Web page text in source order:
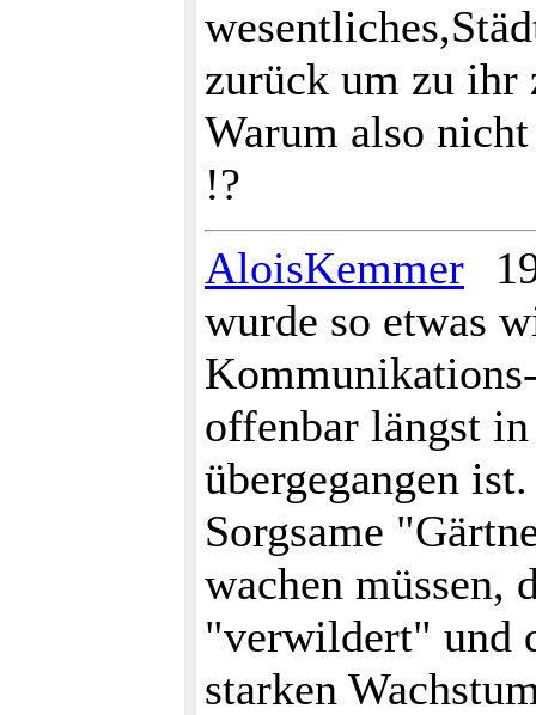
zurück um zu ihr
Warum also
!?
AloisKemmer
wurde so etwas
offenbar längst
übergegangen ist.
Sorgsame
wachen müssen,
"verwildert" und
starken